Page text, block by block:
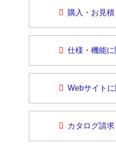
購入・お見
仕様・機能
Webサイト
カタログ請求